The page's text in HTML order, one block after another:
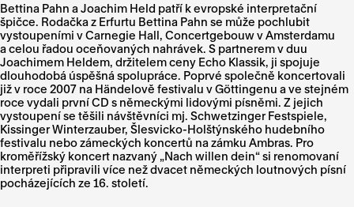
Bettina Pahn a Joachim Held patří k evropské interpretační
špičce. Rodačka z Erfurtu Bettina Pahn se může pochlubit
vystoupeními v Carnegie Hall, Concertgebouw v Amsterdamu
a celou řadou oceňovaných nahrávek. S partnerem v duu
Joachimem Heldem, držitelem ceny Echo Klassik, ji spojuje
dlouhodobá úspěšná spolupráce. Poprvé společně koncertovali
již v roce 2007 na Händelově festivalu v Göttingenu a ve stejném
roce vydali první CD s německými lidovými písněmi. Z jejich
vystoupení se těšili návštěvníci mj. Schwetzinger Festspiele,
Kissinger Winterzauber, Šlesvicko-Holštýnského hudebního
festivalu nebo zámeckých koncertů na zámku Ambras. Pro
kroměřížský koncert nazvaný „Nach willen dein“ si renomovaní
interpreti připravili více než dvacet německých loutnových písní
pocházejících ze 16. století.